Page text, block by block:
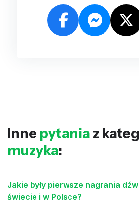
Inne pytania z
muzyka:
Jakie były pierwsze nagrania
świecie i w Polsce?